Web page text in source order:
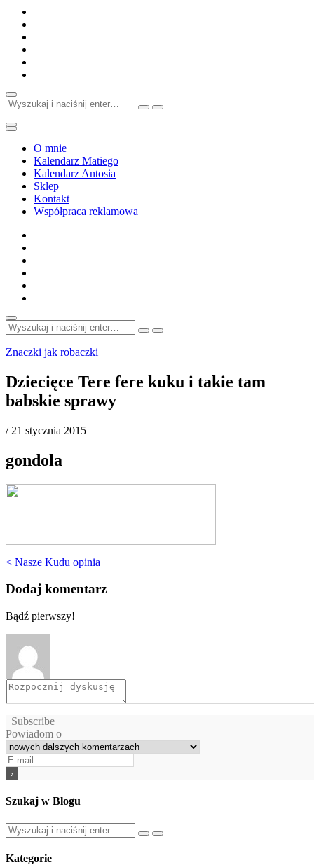
Przejdź
treści
Szukaj:
O mnie
Kalendarz Matiego
Kalendarz Antosia
Sklep
Kontakt
Współpraca reklamowa
Szukaj:
Znaczki jak robaczki
Dziecięce Tere fere kuku i takie tam
babskie sprawy
/ 21 stycznia 2015
gondola
Nawigacja
wpisu
< Nasze Kudu opinia
Dodaj komentarz
Bądź pierwszy!
Subscribe
Powiadom o
Szukaj w Blogu
Szukaj:
Kategorie